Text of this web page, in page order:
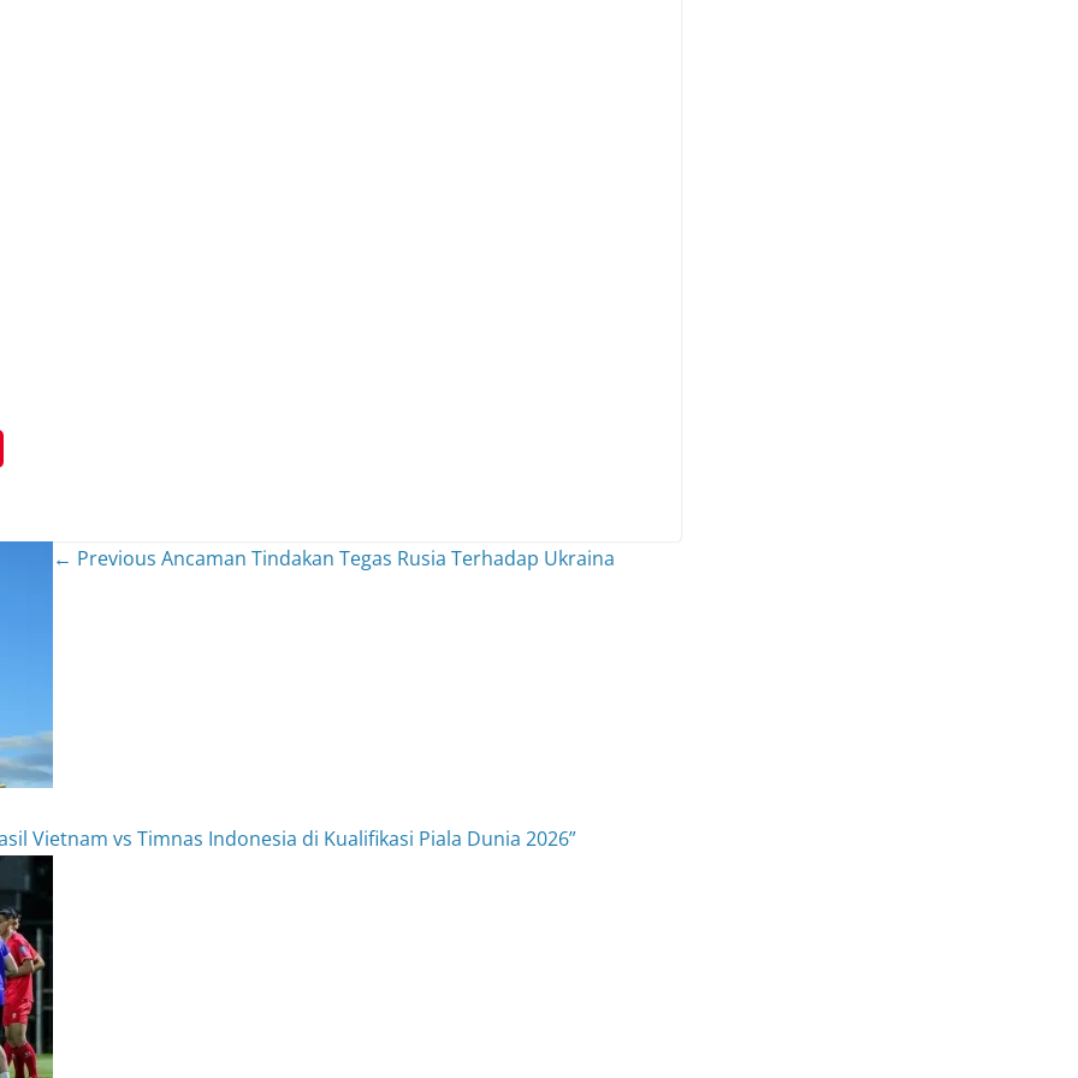
← Previous Ancaman Tindakan Tegas Rusia Terhadap Ukraina
Vietnam vs Timnas Indonesia di Kualifikasi Piala Dunia 2026”